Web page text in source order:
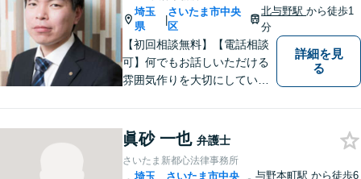
埼玉
県
|
さいたま市中央
区
北与野駅から徒歩1
分
【初回相談無料】【電話相談
可】何でもお話しいただける
雰囲気作りを大切にしていま
をお聞きになってからの判断
で構いませんので、トラブル
でお困りの方は一人で悩ま
詳細を見
る
眞砂 一也 弁護士
さいたま新都心法律事務所
埼玉
さいたま市中央
与野本町駅から徒歩6